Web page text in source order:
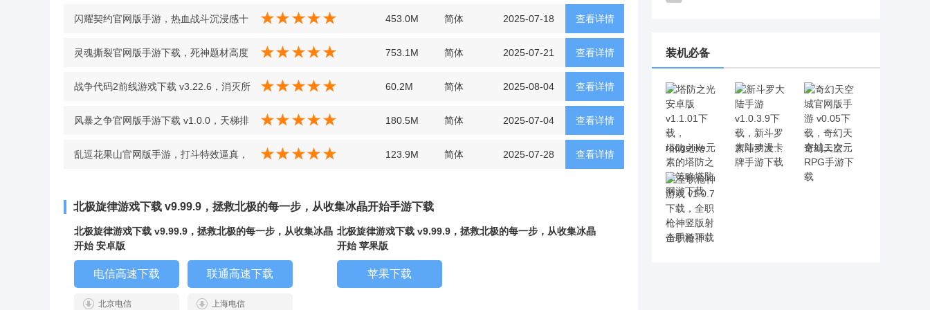
查看详情
闪耀契约官网版手游，热血战斗沉浸感十
足超带劲 v0.9.9
453.0M 简体 2025-07-18
查看详情
灵魂撕裂官网版手游下载，死神题材高度
还原，经典剧情重温超沉浸 v1.15.35
753.1M 简体 2025-07-21
查看详情
战争代码2前线游戏下载 v3.22.6，消灭所
有敌人成就感爆棚 v3.22.6
60.2M 简体 2025-08-04
查看详情
风暴之争官网版手游下载 v1.0.0，天梯排
名、吃鸡玩法突破服务器界限 v1.0.0
180.5M 简体 2025-07-04
查看详情
乱逗花果山官网版手游，打斗特效逼真， 123.9M 简体 2025-07-28
北极旋律游戏下载 v9.99.9，拯救北极的每一步，从收集冰晶开始手游下载
北极旋律游戏下载 v9.99.9，拯救北极的每一步，从收集冰晶
开始 安卓版
电信高速下载 联通高速下载
北京电信 上海电信
北极旋律游戏下载 v9.99.9，拯救北极的每一步，从收集冰晶
开始 苹果版
苹果下载
装机必备
塔防之光安卓版 v1.1.01下载，rougelike元素的塔防之光策略塔防网游下载 新斗罗大陆手游 v1.0.3.9下载，新斗罗大陆动漫卡牌手游下载 奇幻天空城官网版手游 v0.05下载，奇幻天空城二次元RPG手游下载
全职枪神游戏 v1.0.7下载，全职枪神竖版射击手游下载